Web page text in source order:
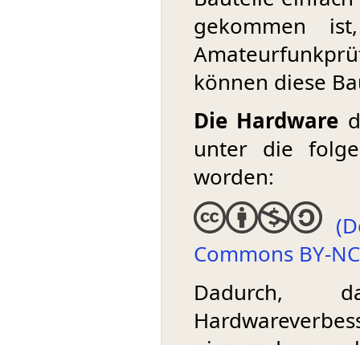
gekommen
können diese
Die Hardware
unter die
worden:
Commons BY-
Dadurch,